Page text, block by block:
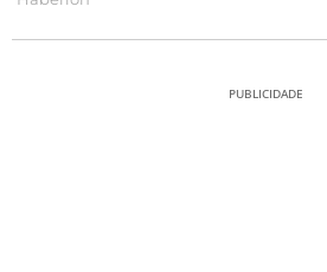
PUBLICIDADE